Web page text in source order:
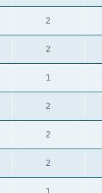
2
2
1
2
2
2